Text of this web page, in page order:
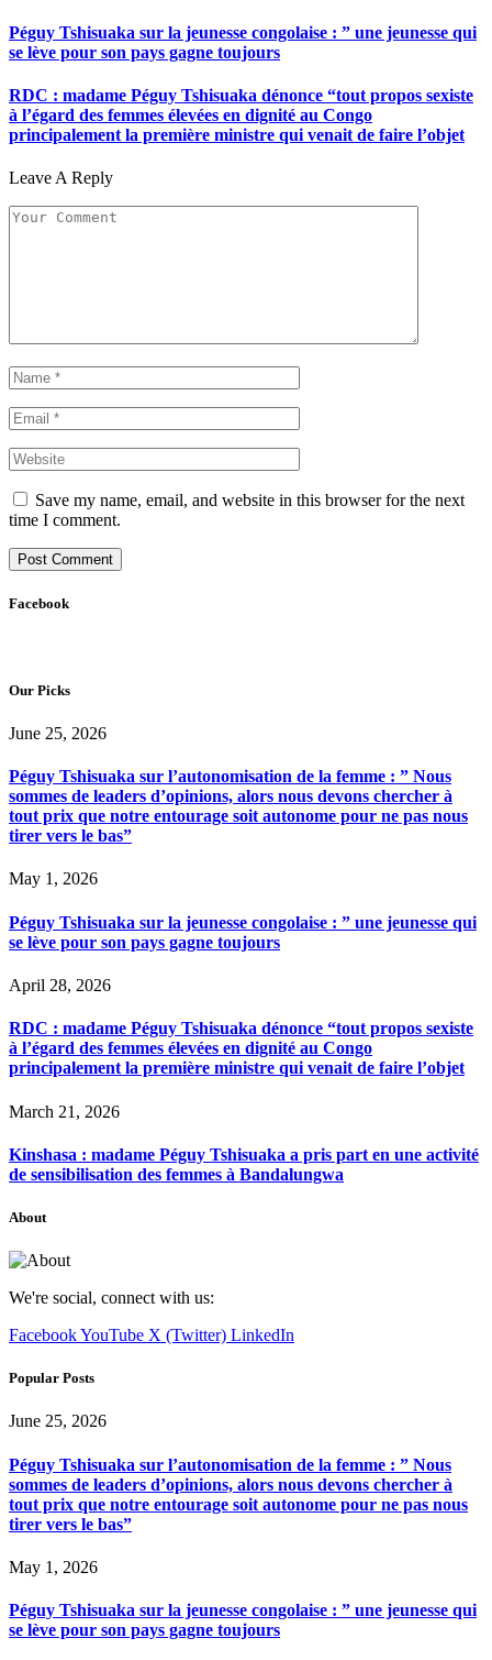
Péguy Tshisuaka sur la jeunesse congolaise : ” une jeunesse qui
se lève pour son pays gagne toujours
RDC : madame Péguy Tshisuaka dénonce “tout propos sexiste
à l’égard des femmes élevées en dignité au Congo
principalement la première ministre qui venait de faire l’objet
Leave A Reply
Save my name, email, and website in this browser for the next
time I comment.
Facebook
Our Picks
June 25, 2026
Péguy Tshisuaka sur l’autonomisation de la femme : ” Nous
sommes de leaders d’opinions, alors nous devons chercher à
tout prix que notre entourage soit autonome pour ne pas nous
tirer vers le bas”
May 1, 2026
Péguy Tshisuaka sur la jeunesse congolaise : ” une jeunesse qui
se lève pour son pays gagne toujours
April 28, 2026
RDC : madame Péguy Tshisuaka dénonce “tout propos sexiste
à l’égard des femmes élevées en dignité au Congo
principalement la première ministre qui venait de faire l’objet
March 21, 2026
Kinshasa : madame Péguy Tshisuaka a pris part en une activité
de sensibilisation des femmes à Bandalungwa
About
We're social, connect with us:
FacebookYouTube X (Twitter) LinkedIn
Popular Posts
June 25, 2026
Péguy Tshisuaka sur l’autonomisation de la femme : ” Nous
sommes de leaders d’opinions, alors nous devons chercher à
tout prix que notre entourage soit autonome pour ne pas nous
tirer vers le bas”
May 1, 2026
Péguy Tshisuaka sur la jeunesse congolaise : ” une jeunesse qui
se lève pour son pays gagne toujours